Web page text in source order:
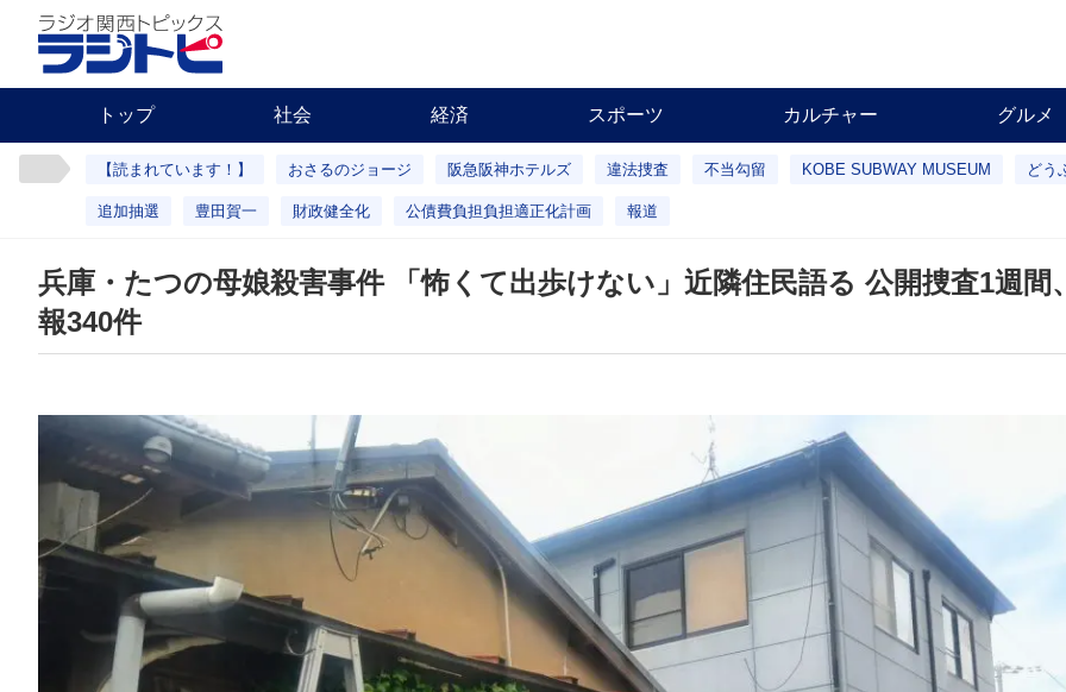
トップ 社会 経済 スポーツ カルチャー グルメ
【読まれています！】 おさるのジョージ 阪急阪神ホテルズ 違法捜査 不当勾留 KOBE SUBWAY MUSEUM どう
追加抽選 豊田賀一 財政健全化 公債費負担負担適正化計画 報道
兵庫・たつの母娘殺害事件 「怖くて出歩けない」近隣住民語る 公開捜査1週間
報340件